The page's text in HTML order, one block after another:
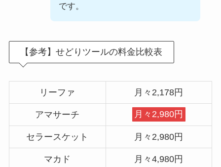
です。
【参考】せどりツールの料金比較表
リーファ 月々2,178円
アマサーチ 月々2,980円
セラースケット 月々2,980円
マカド 月々4,980円